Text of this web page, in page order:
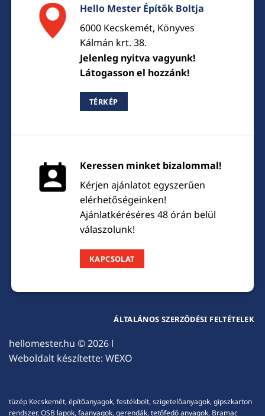
Hello Mester Építők Boltja
6000 Kecskemét, Könyves
Kálmán krt. 38.
Jelenleg nyitva vagyunk!
Látogasson el hozzánk!
TÉRKÉP
Keressen minket bizalommal!
Kérjen ajánlatot egyszerűen
elérhetőségeinken!
Ajánlatkéréséres 48 órán belül
válaszolunk!
KAPCSOLAT
hellomester.hu © 2026 l
Weboldalt készítette: WEXO
ÁLTALÁNOS SZERZŐDÉSI FELTÉTELEK
tüzép Kecskemét, építőanyagok, festékbolt, szigetelőanyagok, gipszkarton
rendszer, OSB lapok, faanyagok, gerendák, tetőfedő anyagok, Bramac